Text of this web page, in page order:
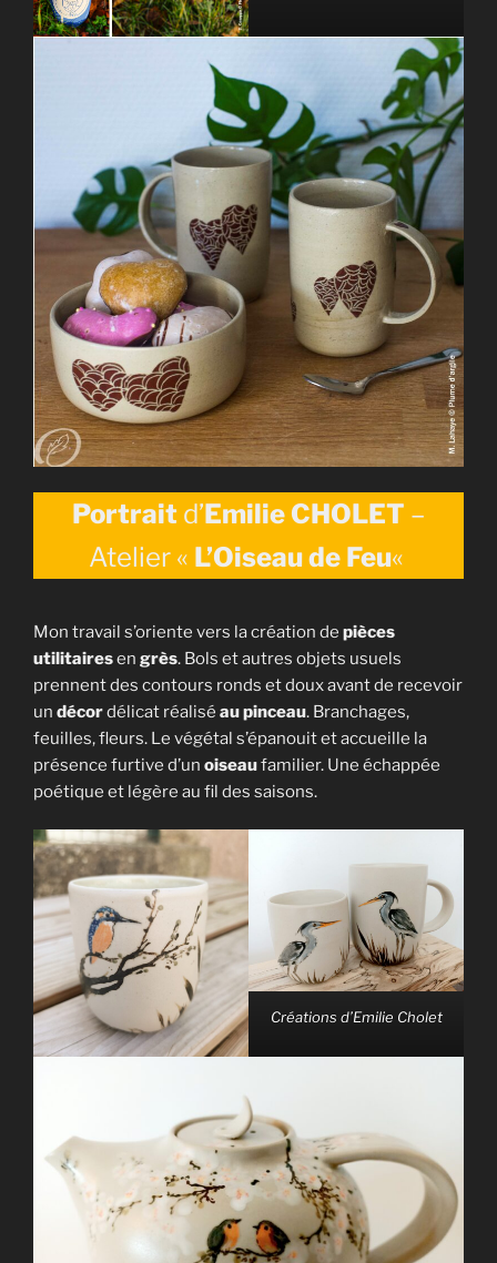
Portrait d’Emilie CHOLET –
Atelier « L’Oiseau de Feu«
Mon travail s’oriente vers la création de pièces
utilitairesen grès. Bols et autres objets usuels
prennent des contours ronds et doux avant de recevoir
un décordélicat réalisé au pinceau. Branchages,
feuilles, fleurs. Le végétal s’épanouit et accueille la
présence furtive d’un oiseaufamilier. Une échappée
poétique et légère au fil des saisons.
Créations d’Emilie Cholet